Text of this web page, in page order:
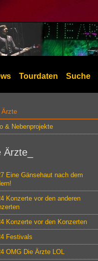
Tourdaten Suche
Ärzte
& Nebenprojekte
Ärzte_
Eine Gänsehaut nach dem
Konzerte vor den anderen
Konzerte vor den Konzerten
Festivals
OMG Die Ärzte LOL